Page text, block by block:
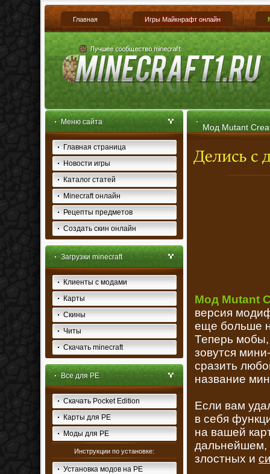
Главная Игры Майкнрафт онлайн
Меню сайта
Главная страница
Новости игры
Каталог статей
Minecraft онлайн
Рецепты предметов
Создать скин онлайн
Загрузки minecraft
Клиенты с модами
Карты
Скины
Читы
Скачать minecraft
Все для PE
Скачать Pocket Edition
Карты для PE
Моды для PE
Инструкции по установке:
Установка модов на PE
Мод Mutant
Мод Mutant
версия
еще больше
Теперь
зовутся
сразить
название
Если вам
в себя
на вашей
дальнейшем,
злостных и